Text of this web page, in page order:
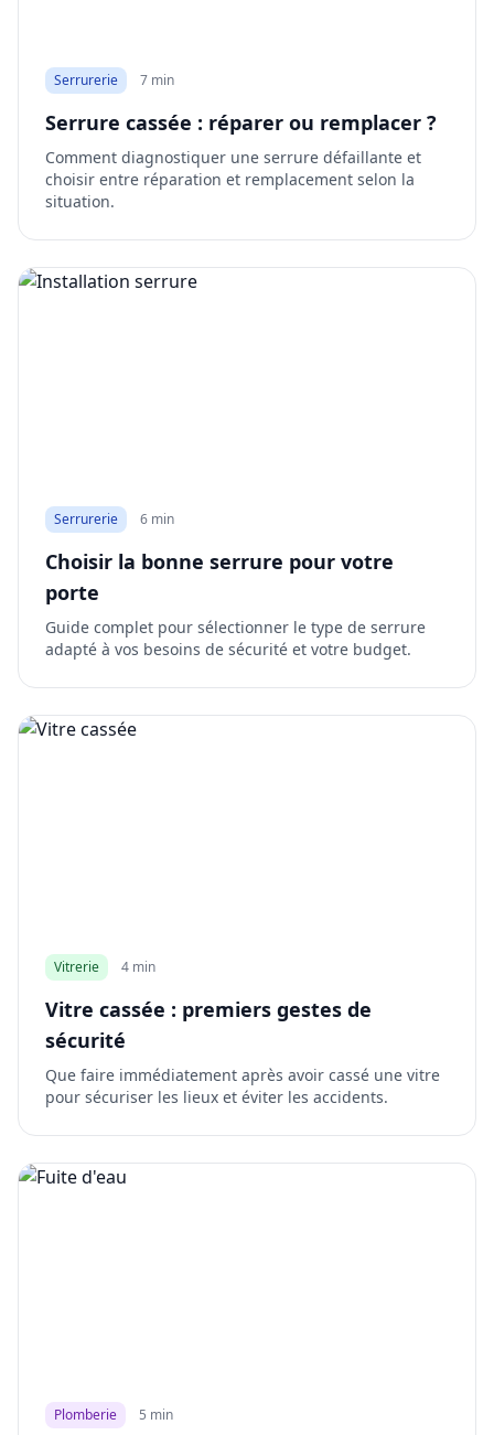
Serrurerie 7 min
Serrure cassée : réparer ou remplacer ?
Comment diagnostiquer une serrure défaillante et
choisir entre réparation et remplacement selon la
situation.
Serrurerie 6 min
Choisir la bonne serrure pour votre
porte
Guide complet pour sélectionner le type de serrure
adapté à vos besoins de sécurité et votre budget.
Vitrerie 4 min
Vitre cassée : premiers gestes de
sécurité
Que faire immédiatement après avoir cassé une vitre
pour sécuriser les lieux et éviter les accidents.
Plomberie 5 min